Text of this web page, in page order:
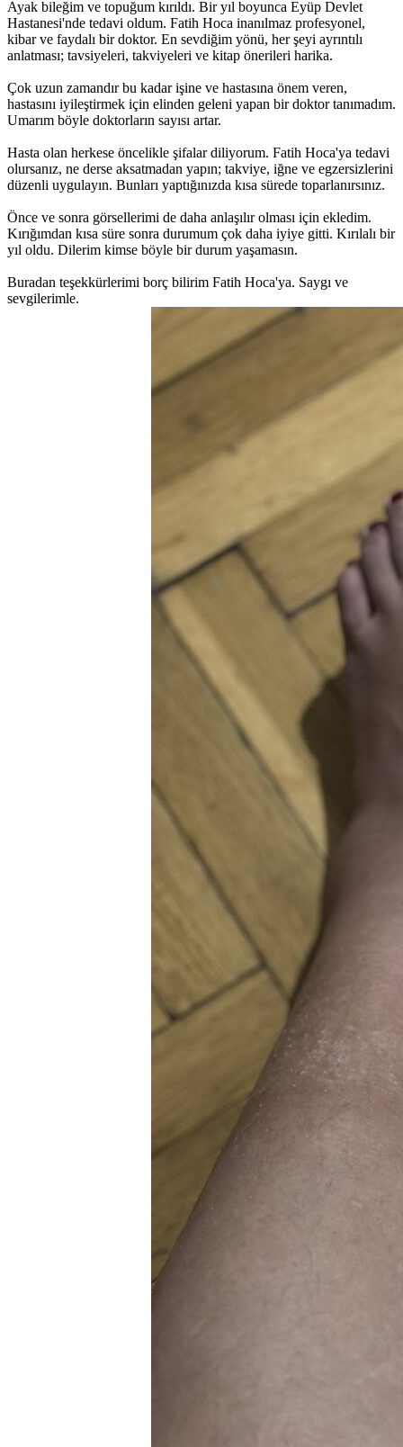
Ayak bileğim ve topuğum kırıldı. Bir yıl boyunca Eyüp Devlet
Hastanesi'nde tedavi oldum. Fatih Hoca inanılmaz profesyonel,
kibar ve faydalı bir doktor. En sevdiğim yönü, her şeyi ayrıntılı
anlatması; tavsiyeleri, takviyeleri ve kitap önerileri harika.
Çok uzun zamandır bu kadar işine ve hastasına önem veren,
hastasını iyileştirmek için elinden geleni yapan bir doktor tanımadım.
Umarım böyle doktorların sayısı artar.
Hasta olan herkese öncelikle şifalar diliyorum. Fatih Hoca'ya tedavi
olursanız, ne derse aksatmadan yapın; takviye, iğne ve egzersizlerini
düzenli uygulayın. Bunları yaptığınızda kısa sürede toparlanırsınız.
Önce ve sonra görsellerimi de daha anlaşılır olması için ekledim.
Kırığımdan kısa süre sonra durumum çok daha iyiye gitti. Kırılalı bir
yıl oldu. Dilerim kimse böyle bir durum yaşamasın.
Buradan teşekkürlerimi borç bilirim Fatih Hoca'ya. Saygı ve
sevgilerimle.